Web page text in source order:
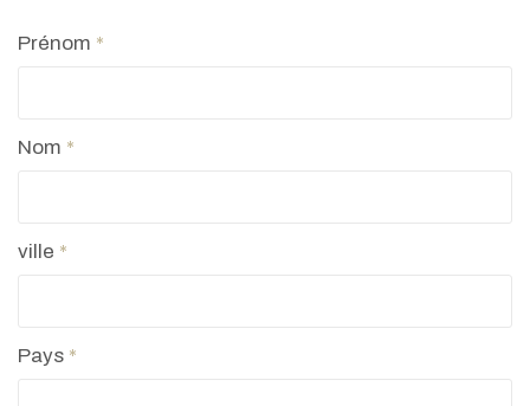
Prénom *
Nom *
ville *
Pays *